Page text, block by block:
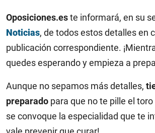
Oposiciones.este informará, en su
Noticias, de todos estos detalles en
publicación correspondiente.
quedes esperando y empieza a
Aunque no sepamos más detalles,
preparado para que no te pille el
se convoque la especialidad que te